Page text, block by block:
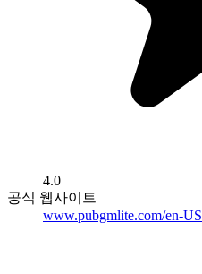
4.0
공식 웹사이트
www.pubgmlite.com/en-US